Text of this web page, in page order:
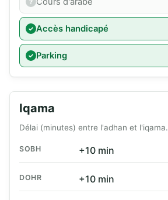
Accès handicapé
Parking
Iqama
Délai (minutes) entre l'adhan et l'iqama.
SOBH +10 min
DOHR +10 min